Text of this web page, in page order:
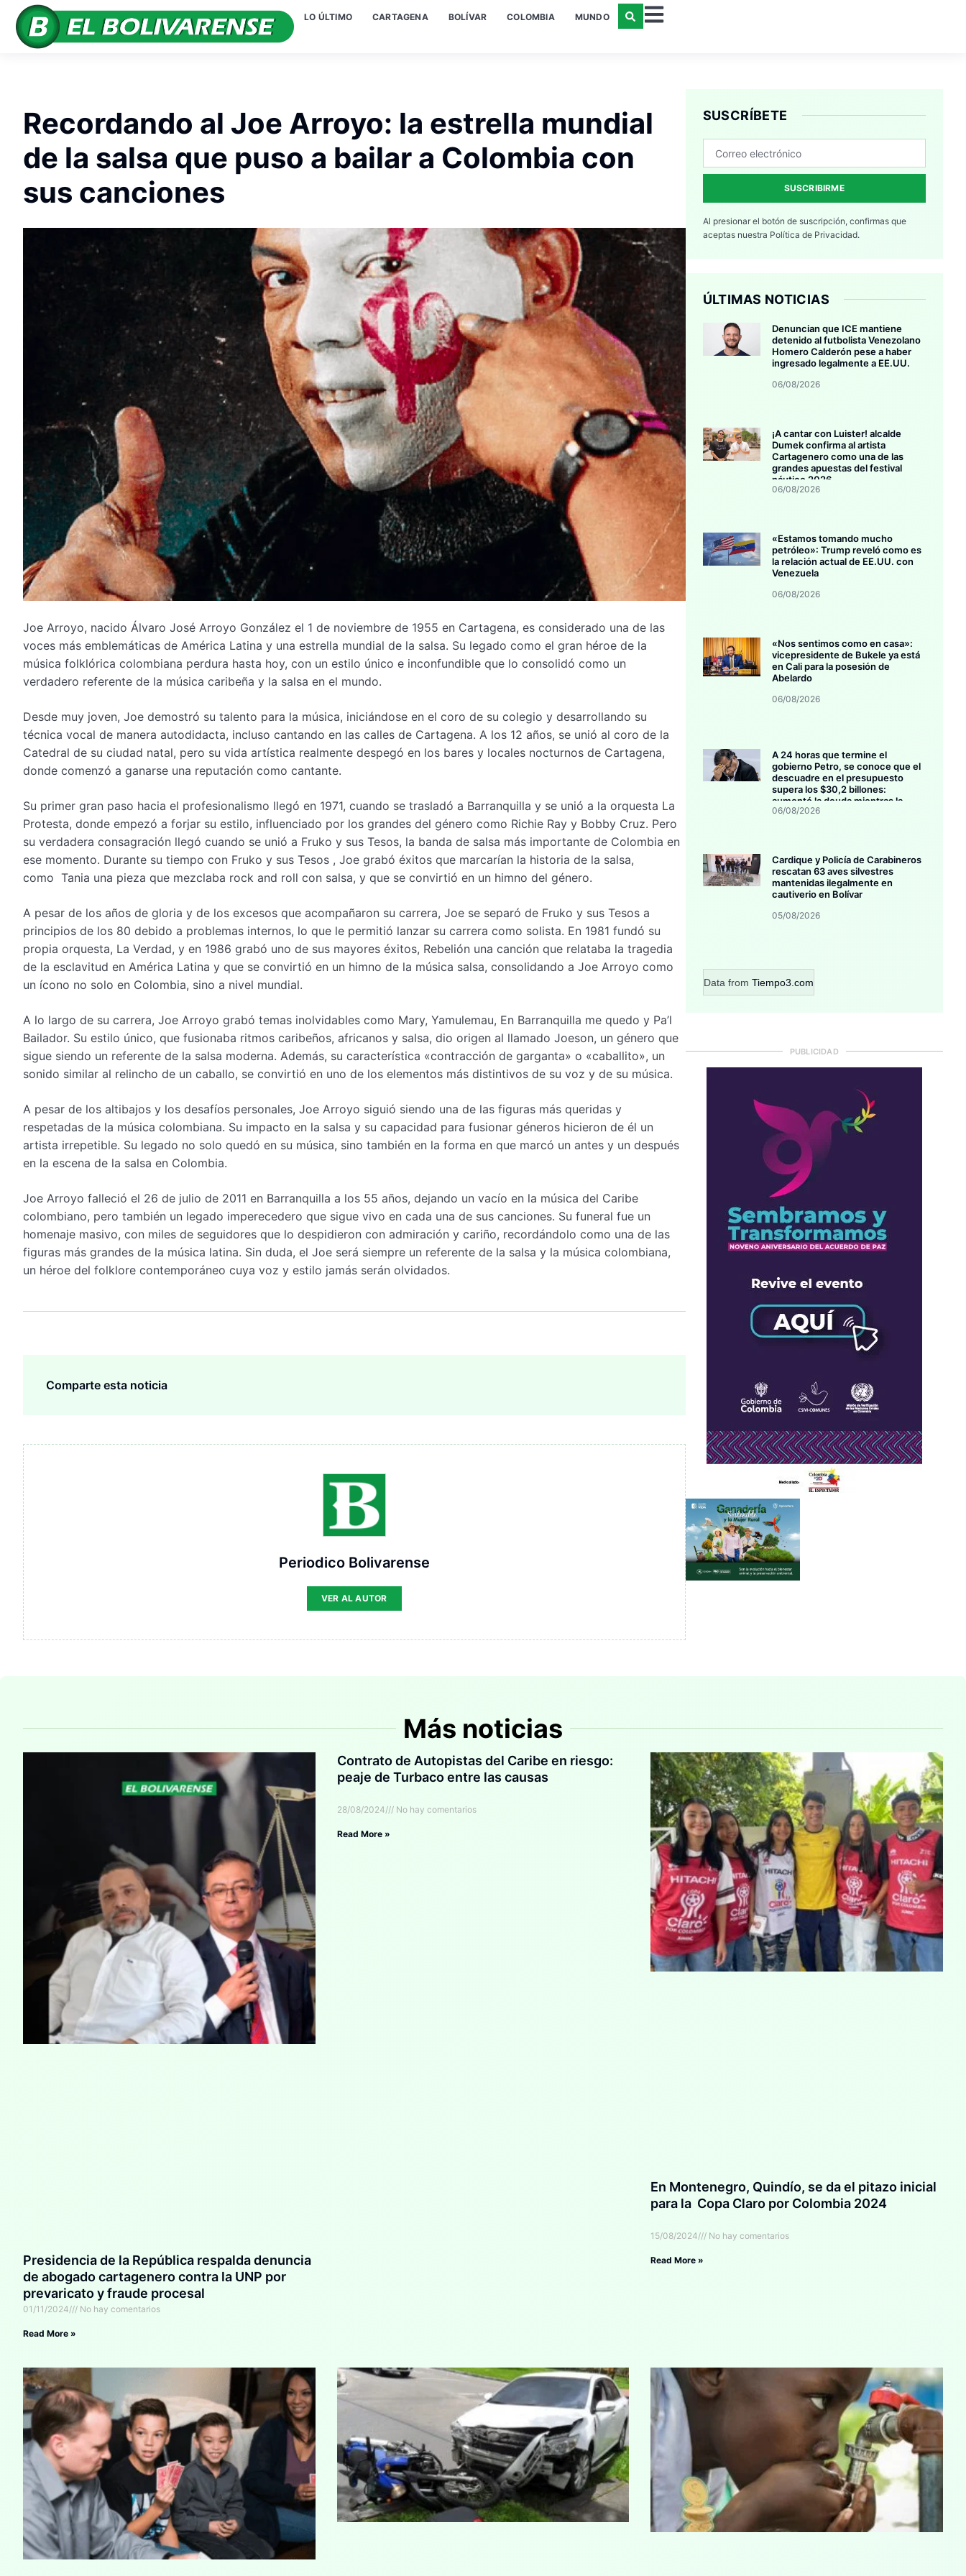
LO ÚLTIMO CARTAGENA BOLÍVAR COLOMBIA MUNDO
Recordando al Joe Arroyo: la estrella mundial
de la salsa que puso a bailar a Colombia con
sus canciones
Joe Arroyo, nacido Álvaro José Arroyo González el 1 de noviembre de 1955 en Cartagena, es considerado una de las
voces más emblemáticas de América Latina y una estrella mundial de la salsa. Su legado como el gran héroe de la
música folklórica colombiana perdura hasta hoy, con un estilo único e inconfundible que lo consolidó como un
verdadero referente de la música caribeña y la salsa en el mundo.
Desde muy joven, Joe demostró su talento para la música, iniciándose en el coro de su colegio y desarrollando su
técnica vocal de manera autodidacta, incluso cantando en las calles de Cartagena. A los 12 años, se unió al coro de la
Catedral de su ciudad natal, pero su vida artística realmente despegó en los bares y locales nocturnos de Cartagena,
donde comenzó a ganarse una reputación como cantante.
Su primer gran paso hacia el profesionalismo llegó en 1971, cuando se trasladó a Barranquilla y se unió a la orquesta La
Protesta, donde empezó a forjar su estilo, influenciado por los grandes del género como Richie Ray y Bobby Cruz. Pero
su verdadera consagración llegó cuando se unió a Fruko y sus Tesos, la banda de salsa más importante de Colombia en
ese momento. Durante su tiempo con Fruko y sus Tesos , Joe grabó éxitos que marcarían la historia de la salsa,
como Tania una pieza que mezclaba rock and roll con salsa, y que se convirtió en un himno del género.
A pesar de los años de gloria y de los excesos que acompañaron su carrera, Joe se separó de Fruko y sus Tesos a
principios de los 80 debido a problemas internos, lo que le permitió lanzar su carrera como solista. En 1981 fundó su
propia orquesta, La Verdad, y en 1986 grabó uno de sus mayores éxitos, Rebelión una canción que relataba la tragedia
de la esclavitud en América Latina y que se convirtió en un himno de la música salsa, consolidando a Joe Arroyo como
un ícono no solo en Colombia, sino a nivel mundial.
A lo largo de su carrera, Joe Arroyo grabó temas inolvidables como Mary, Yamulemau, En Barranquilla me quedo y Pa’l
Bailador. Su estilo único, que fusionaba ritmos caribeños, africanos y salsa, dio origen al llamado Joeson, un género que
sigue siendo un referente de la salsa moderna. Además, su característica «contracción de garganta» o «caballito», un
sonido similar al relincho de un caballo, se convirtió en uno de los elementos más distintivos de su voz y de su música.
A pesar de los altibajos y los desafíos personales, Joe Arroyo siguió siendo una de las figuras más queridas y
respetadas de la música colombiana. Su impacto en la salsa y su capacidad para fusionar géneros hicieron de él un
artista irrepetible. Su legado no solo quedó en su música, sino también en la forma en que marcó un antes y un después
en la escena de la salsa en Colombia.
Joe Arroyo falleció el 26 de julio de 2011 en Barranquilla a los 55 años, dejando un vacío en la música del Caribe
colombiano, pero también un legado imperecedero que sigue vivo en cada una de sus canciones. Su funeral fue un
homenaje masivo, con miles de seguidores que lo despidieron con admiración y cariño, recordándolo como una de las
figuras más grandes de la música latina. Sin duda, el Joe será siempre un referente de la salsa y la música colombiana,
un héroe del folklore contemporáneo cuya voz y estilo jamás serán olvidados.
Comparte esta noticia
Periodico Bolivarense
VER AL AUTOR
SUSCRÍBETE
SUSCRIBIRME
Al presionar el botón de suscripción, confirmas que
aceptas nuestra Política de Privacidad.
ÚLTIMAS NOTICIAS
Denuncian que ICE mantiene
detenido al futbolista Venezolano
Homero Calderón pese a haber
ingresado legalmente a EE.UU.
06/08/2026
¡A cantar con Luister! alcalde
Dumek confirma al artista
Cartagenero como una de las
grandes apuestas del festival
náutico 2026
06/08/2026
«Estamos tomando mucho
petróleo»: Trump reveló como es
la relación actual de EE.UU. con
Venezuela
06/08/2026
«Nos sentimos como en casa»:
vicepresidente de Bukele ya está
en Cali para la posesión de
Abelardo
06/08/2026
A 24 horas que termine el
gobierno Petro, se conoce que el
descuadre en el presupuesto
supera los $30,2 billones:
aumentó la deuda mientras la
inversión se estanca
06/08/2026
Cardique y Policía de Carabineros
rescatan 63 aves silvestres
mantenidas ilegalmente en
cautiverio en Bolívar
05/08/2026
Data from Tiempo3.com
PUBLICIDAD
Más noticias
Presidencia de la República respalda denuncia
de abogado cartagenero contra la UNP por
prevaricato y fraude procesal
01/11/2024 No hay comentarios
Read More »
Contrato de Autopistas del Caribe en riesgo:
peaje de Turbaco entre las causas
28/08/2024 No hay comentarios
Read More »
En Montenegro, Quindío, se da el pitazo inicial
para la Copa Claro por Colombia 2024
15/08/2024 No hay comentarios
Read More »